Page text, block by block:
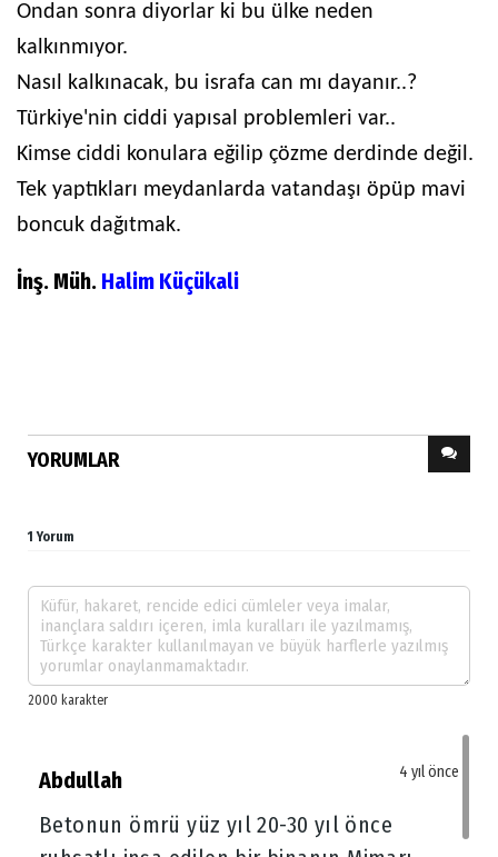
Ondan sonra diyorlar ki bu ülke neden
kalkınmıyor.
Nasıl kalkınacak, bu israfa can mı dayanır..?
Türkiye'nin ciddi yapısal problemleri var..
Kimse ciddi konulara eğilip çözme derdinde değil.
Tek yaptıkları meydanlarda vatandaşı öpüp mavi
boncuk dağıtmak.
İnş. Müh. Halim Küçükali
YORUMLAR
1 Yorum
Abdullah 4 yıl önce
Betonun ömrü yüz yıl 20-30 yıl önce